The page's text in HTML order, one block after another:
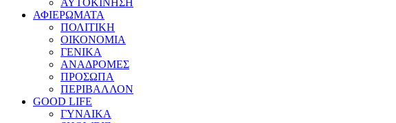
ΑΥΤΟΚΙΝΗΣΗ
ΑΦΙΕΡΩΜΑΤΑ
ΠΟΛΙΤΙΚΗ
ΟΙΚΟΝΟΜΙΑ
ΓΕΝΙΚΑ
ΑΝΑΔΡΟΜΕΣ
ΠΡΟΣΩΠΑ
ΠΕΡΙΒΑΛΛΟΝ
GOOD LIFE
ΓΥΝΑΙΚΑ